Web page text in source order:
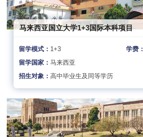
马来西亚国立大学1+3国际本科项目
留学模式： 1+3 学费：
留学国家：马来西亚
招生对象： 高中毕业生及同等学历